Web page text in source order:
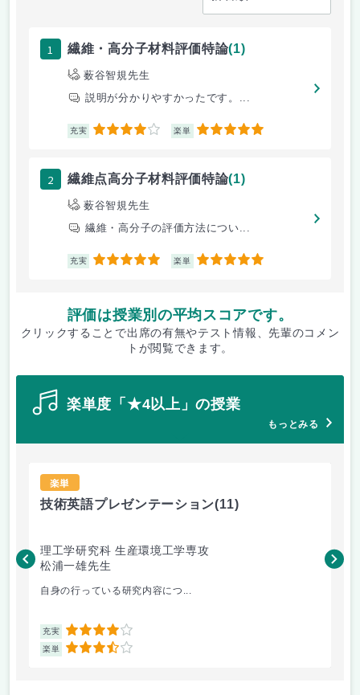
1 繊維・高分子材料評価特論(1)
薮谷智規先生
説明が分かりやすかったです。...
充実 4 楽単 5
2 繊維点高分子材料評価特論(1)
薮谷智規先生
繊維・高分子の評価方法につい...
充実 5 楽単 5
評価は授業別の平均スコアです。
クリックすることで出席の有無やテスト情報、先輩のコメン
トが閲覧できます。
楽単度「★4以上」の授業
もっとみる
楽単
技術英語プレゼンテーション(11)
理工学研究科 生産環境工学専攻
松浦一雄先生
自身の行っている研究内容につ...
充実 4
楽単 3.5
黄